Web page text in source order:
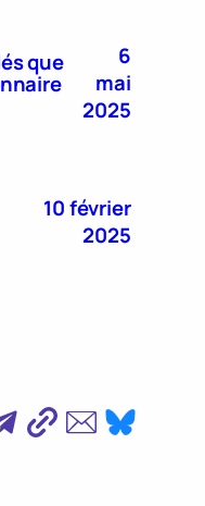
que
6
mai
2025
10 février
2025